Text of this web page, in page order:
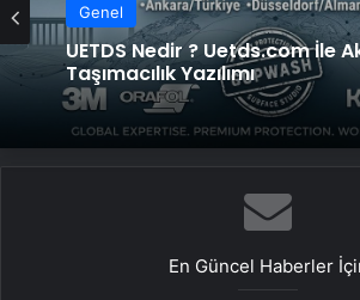
Genel
UETDS Nedir ? Uetds.com İle
Taşımacılık Yazılımı
En Güncel Haberler